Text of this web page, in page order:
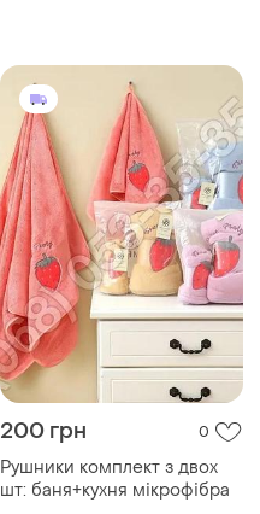
200 грн 0
Рушники комплект з двох
шт: баня+кухня мікрофібра